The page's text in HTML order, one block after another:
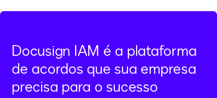
Docusign IAM é a plataforma
de acordos que sua empresa
precisa para o sucesso